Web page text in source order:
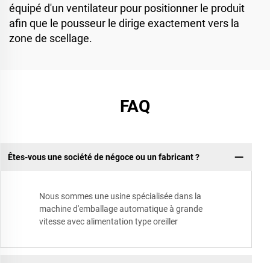
équipé d'un ventilateur pour positionner le produit
afin que le pousseur le dirige exactement vers la
zone de scellage.
FAQ
Êtes-vous une société de négoce ou un fabricant ?
Nous sommes une usine spécialisée dans la
machine d'emballage automatique à grande
vitesse avec alimentation type oreiller